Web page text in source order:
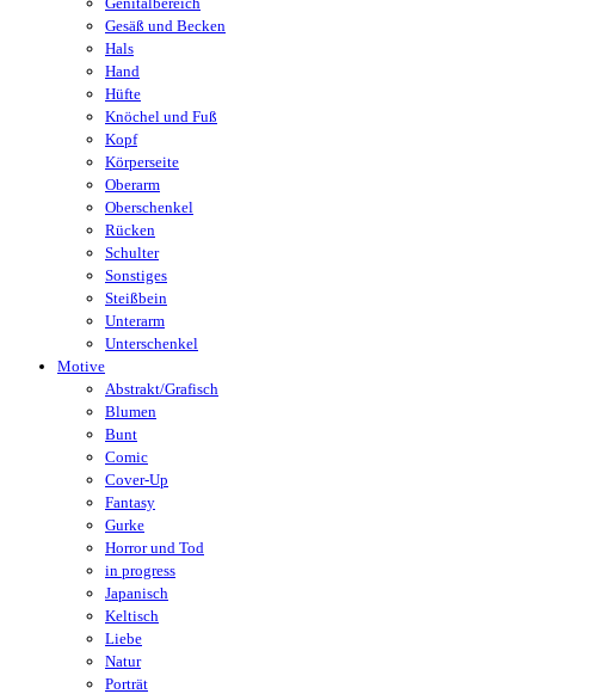
Gesäß und Becken
Hals
Hand
Hüfte
Knöchel und Fuß
Kopf
Körperseite
Oberarm
Oberschenkel
Rücken
Schulter
Sonstiges
Steißbein
Unterarm
Unterschenkel
Motive
Abstrakt/Grafisch
Blumen
Bunt
Comic
Cover-Up
Fantasy
Gurke
Horror und Tod
in progress
Japanisch
Keltisch
Liebe
Natur
Porträt